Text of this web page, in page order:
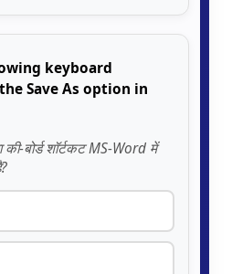
keyboard
Save As option in
बोर्ड शॉर्टकट MS-Word में